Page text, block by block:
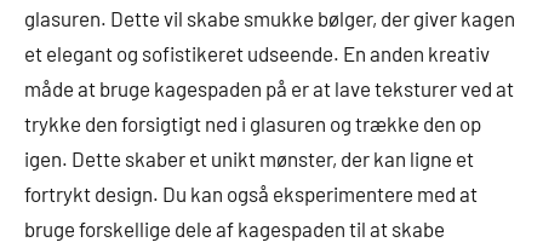
glasuren. Dette vil skabe smukke bølger, der giver kagen
et elegant og sofistikeret udseende. En anden kreativ
måde at bruge kagespaden på er at lave teksturer ved at
trykke den forsigtigt ned i glasuren og trække den op
igen. Dette skaber et unikt mønster, der kan ligne et
fortrykt design. Du kan også eksperimentere med at
bruge forskellige dele af kagespaden til at skabe